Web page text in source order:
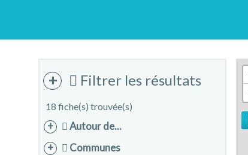
Filtrer les résultats
18 fiche(s) trouvée(s)
Autour de...
Communes